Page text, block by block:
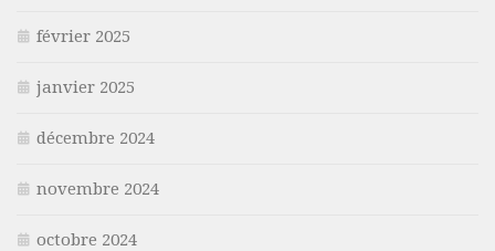
février 2025
janvier 2025
décembre 2024
novembre 2024
octobre 2024